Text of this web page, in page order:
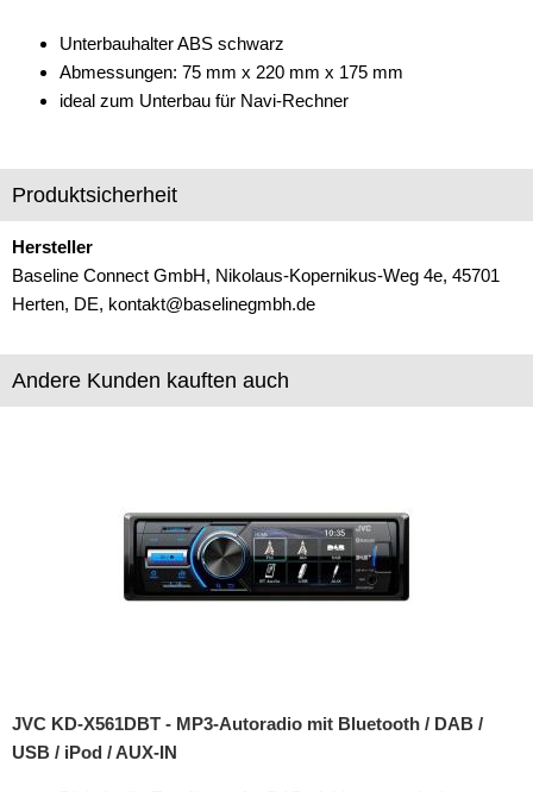
Entstörmaterial
Ersatzteile
Fahrzeughalter
Freischaltmodule
Freisprechadapter
iPod
Lautsprechereinbauset
Lautsprecherkabel
Marderschutz
Multimediainterface
Unterbauhalter ABS schwarz
Abmessungen: 75 mm x 220 mm x 175 mm
ideal zum Unterbau für Navi-Rechner
Produktsicherheit
Hersteller
Baseline Connect GmbH, Nikolaus-Kopernikus-Weg 4e, 45701
Herten, DE, kontakt@baselinegmbh.de
Andere Kunden kauften auch
JVC KD-X561DBT - MP3-Autoradio mit Bluetooth / DAB /
USB / iPod / AUX-IN